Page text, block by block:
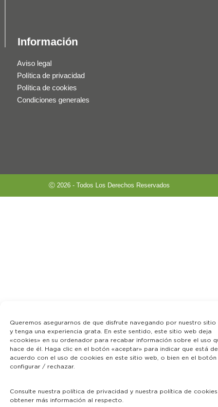
Queremos asegurarnos de que disfrute navegando por nuestro sitio
y tenga una experiencia grata. En este sentido, este sitio web deja
«cookies» en su ordenador para recabar información sobre el uso
hace de él. Haga clic en el botón «aceptar» para indicar que está de
acuerdo con el uso de cookies en este sitio web, o bien en el botón
configurar / rechazar.
Consulte nuestra política de privacidad y nuestra política de
obtener más información al respecto.
Información
Aviso legal
Política de privacidad
Política de cookies
Condiciones generales
Ⓒ 2026 - Todos Los Derechos Reservados